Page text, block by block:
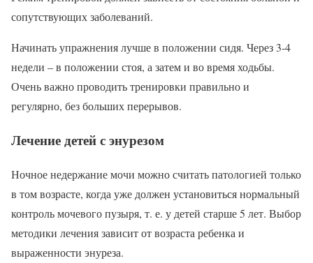
сопутствующих заболеваний.
Начинать упражнения лучше в положении сидя. Через 3-4
недели – в положении стоя, а затем и во время ходьбы.
Очень важно проводить тренировки правильно и
регулярно, без больших перерывов.
Лечение детей с энурезом
Ночное недержание мочи можно считать патологией только
в том возрасте, когда уже должен установиться нормальный
контроль мочевого пузыря, т. е. у детей старше 5 лет. Выбор
методики лечения зависит от возраста ребенка и
выраженности энуреза.